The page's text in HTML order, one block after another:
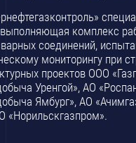
комплекс
соединений,
мониторингу при
проектов ООО
Уренгой», АО
Ямбург», АО
«Норильскгазпром».